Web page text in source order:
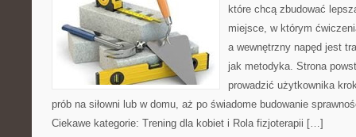
które chcą zbudować
miejsce, w którym
a wewnętrzny napęd jest
jak metodyka. Strona
prowadzić użytkownika
prób na siłowni lub w domu, aż po świadome budowanie
Ciekawe kategorie: Trening dla kobiet i Rola fizjoterapii […]